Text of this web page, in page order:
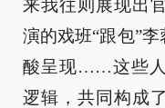
来我往则展现出
演的戏班“跟包”
酸呈现……这些人
逻辑，共同构成